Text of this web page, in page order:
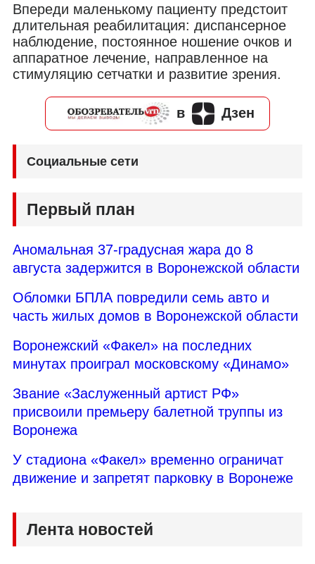
Впереди маленькому пациенту предстоит
длительная реабилитация: диспансерное
наблюдение, постоянное ношение очков и
аппаратное лечение, направленное на
стимуляцию сетчатки и развитие зрения.
в Дзен
Социальные сети
Первый план
Аномальная 37-градусная жара до 8
августа задержится в Воронежской области
Обломки БПЛА повредили семь авто и
часть жилых домов в Воронежской области
Воронежский «Факел» на последних
минутах проиграл московскому «Динамо»
Звание «Заслуженный артист РФ»
присвоили премьеру балетной труппы из
Воронежа
У стадиона «Факел» временно ограничат
движение и запретят парковку в Воронеже
Лента новостей